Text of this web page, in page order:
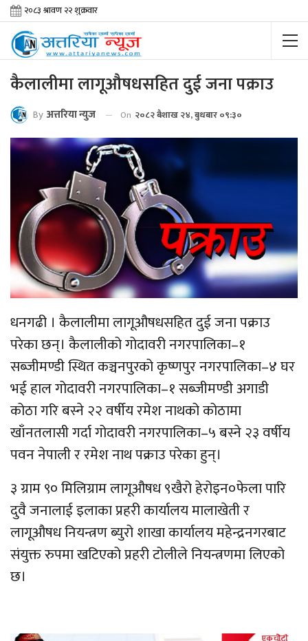
कैलालीमा लागूऔषधसहित दुई जना पक्राउ
By अत्तरिया न्युज On २०८२ बैशाख २४, बुधबार ०९:३०
धनगढी । कैलालीमा लागूऔषधसहित दुई जना पक्राउ
परेका छन्। कैलालीको गोदावरी नगरपालिका–१
सब्जीमण्डी स्थित कञ्चनपुरको कृष्णपुर नगरपालिका–४ घर
भई हाल गोदावरी नगरपालिका–१ सब्जीमण्डी अगाडी
कोठा गरि बस्ने २२ वर्षीय रमेश नाथको कोठामा
खाँनतलासी गर्दा गोदावरी नगरपालिका–५ बस्ने २३ वर्षीय
पवन नेपाली र रमेश नाथ पक्राउ परेका हुन्।
३ ग्राम ९० मिलिग्राम लागूऔषध ९खैरो हेरोइन०फेला पारि
दुवै जनालाई इलाका प्रहरी कार्यालय मालाखेती र
लागूऔषध नियन्त्रण ब्युरो शाखा कार्यालय महेन्द्रनगरबाट
संयुक्त रुपमा खटिएको प्रहरी टोलीले नियन्त्रणमा लिएको
छ।